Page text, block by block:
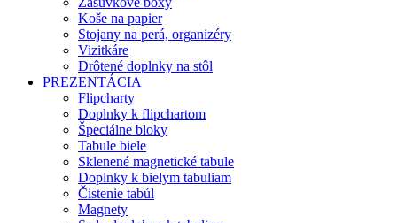
Koše na papier
Stojany na perá, organizéry
Vizitkáre
Drôtené doplnky na stôl
PREZENTÁCIA
Flipcharty
Doplnky k flipchartom
Špeciálne bloky
Tabule biele
Sklenené magnetické tabule
Doplnky k bielym tabuliam
Čistenie tabúl
Magnety